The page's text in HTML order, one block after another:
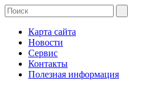
Карта сайта
Новости
Сервис
Контакты
Полезная информация